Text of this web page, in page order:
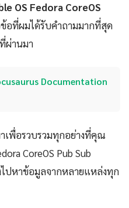
OS Fedora CoreOS
อที่ผมได้รับคำถามมากที่สุด
ผ่านมา
Documentation
เพื่อรวบรวมทุกอย่างที่คุณ
CoreOS Pub Sub
ไปหาข้อมูลจากหลายแหล่งทุก